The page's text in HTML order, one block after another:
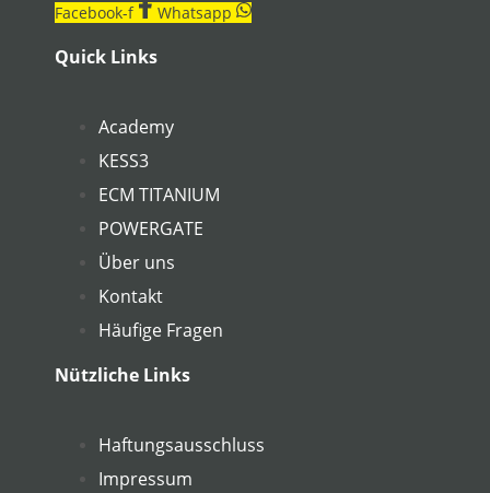
Facebook-f Whatsapp
Quick Links
Academy
KESS3
ECM TITANIUM
POWERGATE
Über uns
Kontakt
Häufige Fragen
Nützliche Links
Haftungsausschluss
Impressum